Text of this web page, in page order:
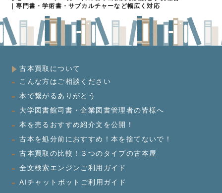
｜専門書・学術書・サブカルチャーなど幅広く対応
古本買取について
こんな方はご相談ください
本で繋がるありがとう
大学図書館司書・企業図書管理者の皆様へ
本を売るおすすめ紹介文を公開！
古本を処分前におすすめ！本を捨てないで！
古本買取の比較！３つのタイプの古本屋
全文検索エンジンご利用ガイド
AIチャットボットご利用ガイド